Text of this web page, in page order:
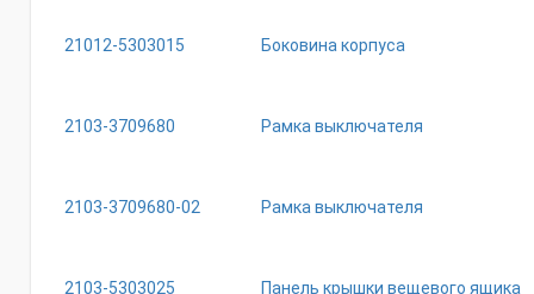
21012-5303015 Боковина корпуса
2103-3709680 Рамка выключателя
2103-3709680-02 Рамка выключателя
2103-5303025 Панель крышки вещевого ящика